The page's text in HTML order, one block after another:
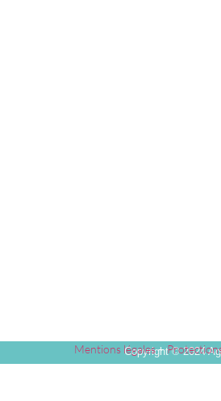
Copyright © 2024
Mentions légales–